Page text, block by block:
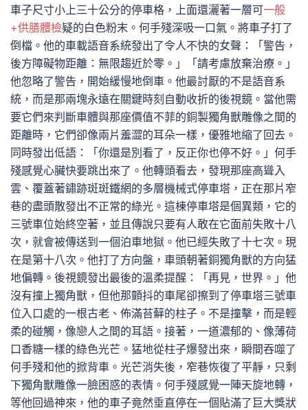
車子尺寸小上三十公分的停車格，上面還灑著一層可一般
+供膳體檢疑的白色粉末。何手殘深吸一口氣。將車子打了
倒檔。他的車載語音系統發出了令人不快的女聲：「警告，
後方障礙物距離：無限趨近於零。」「請考慮放棄治療。」
他忽略了警告，開始緩慢地倒車。他最討厭的不是語音系
統，而是那兩塊永遠在關鍵時刻自動收折的後視鏡。當他需
要它們來判斷車體與那座價值不菲的銅製獨角獸雕像之間的
距離時，它們卻像兩片羞澀的耳朵一樣，優雅地縮了回去。
同時發出低語：「你還是別看了，反正你也停不好。」何手
殘感覺心臟快要跳出來了。他轉頭看去，發現那座高聳入
雲、覆蓋著鏽跡斑斑鐵網的多層機械式停車塔，正在那片窄
巷的盡頭散發出不正常的綠光。這棟停車塔是個異類，它的
三號車位始終空著，並且傳說只要有人敢在它面前失敗十八
次，就會被傳送到一個泊車地獄。他已經失敗了十七次。現
在是第十八次。他打了方向盤，車頭朝著銅獨角獸的方向猛
地偏轉。後視鏡發出最後的溫柔提醒：「再見，世界。」他
沒有撞上獨角獸，但他那顫抖的車尾卻擦到了停車塔三號車
位入口處的一根古老、佈滿苔蘚的柱子。不是撞擊，而是輕
柔的碰觸，像戀人之間的耳語。接著，一道濃郁的、像薄荷
口香糖一樣的綠色光芒。猛地從柱子爆發出來，瞬間吞噬了
何手殘和他的掀背車。光芒消失後，窄巷恢復了平靜，只剩
下獨角獸雕像一臉困惑的表情。何手殘感覺一陣天旋地轉，
等他回過神來，他的車子竟然垂直停在一個貼滿了巨大獎狀